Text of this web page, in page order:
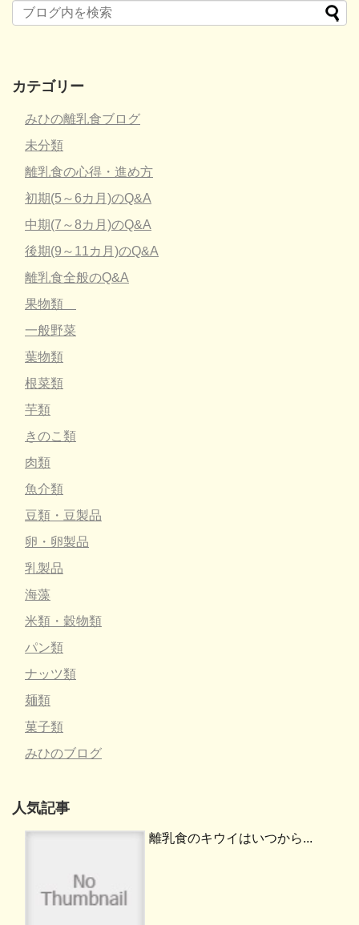
カテゴリー
みひの離乳食ブログ
未分類
離乳食の心得・進め方
初期(5～6カ月)のQ&A
中期(7～8カ月)のQ&A
後期(9～11カ月)のQ&A
離乳食全般のQ&A
果物類
一般野菜
葉物類
根菜類
芋類
きのこ類
肉類
魚介類
豆類・豆製品
卵・卵製品
乳製品
海藻
米類・穀物類
パン類
ナッツ類
麺類
菓子類
みひのブログ
人気記事
離乳食のキウイはいつから...